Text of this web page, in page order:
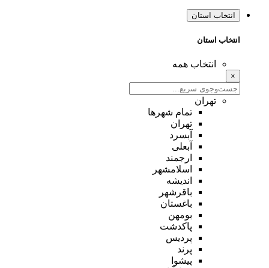
انتخاب استان
انتخاب استان
انتخاب همه
×
تهران
تمام شهر‌ها
تهران
آبسرد
آبعلی
ارجمند
اسلامشهر
اندیشه
باقرشهر
باغستان
بومهن
پاکدشت
پردیس
پرند
پیشوا